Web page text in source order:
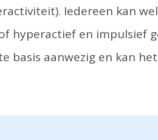
Iedereen kan
hyperactief en impulsief
basis aanwezig en kan